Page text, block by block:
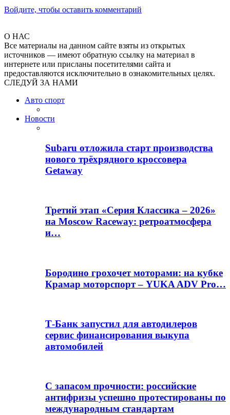
Войдите, чтобы оставить комментарий
О НАС
Все материалы на данном сайте взяты из открытых
источников — имеют обратную ссылку на материал в
интернете или присланы посетителями сайта и
предоставляются исключительно в ознакомительных целях.
СЛЕДУЙ ЗА НАМИ
Авто спорт
Новости
Subaru отложила старт производства
нового трёхрядного кроссовера
Getaway
Третий этап «Серия Классика – 2026»
на Moscow Raceway: ретроатмосфера
и…
Бородино грохочет моторами: на кубке
Крамар моторспорт – YUKA ADV Pro…
Т-Банк запустил для автодилеров
сервис финансирования выкупа
автомобилей
С запасом прочности: российские
антифризы успешно протестированы по
международным стандартам